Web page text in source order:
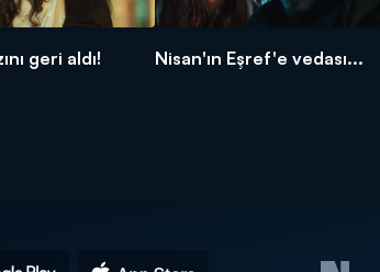
geri aldı! Nisan'ın Eşref'e vedası...